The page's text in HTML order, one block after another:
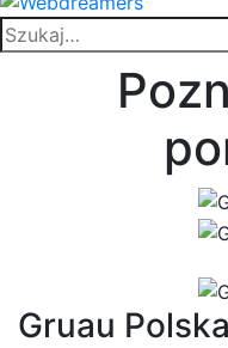
Gruau Polska